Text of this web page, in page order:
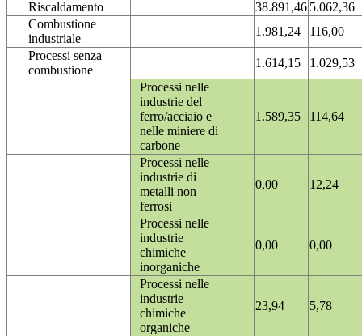
Riscaldamento 38.891,46 5.062,36
Combustione
industriale
1.981,24
116,00
Processi senza
combustione
1.614,15
1.029,53
Processi nelle
industrie del
ferro/acciaio e
nelle miniere di
carbone
1.589,35 114,64
Processi nelle
industrie di
metalli non
ferrosi
0,00 12,24
Processi nelle
industrie
chimiche
inorganiche
0,00 0,00
Processi nelle
industrie
chimiche
organiche
23,94 5,78